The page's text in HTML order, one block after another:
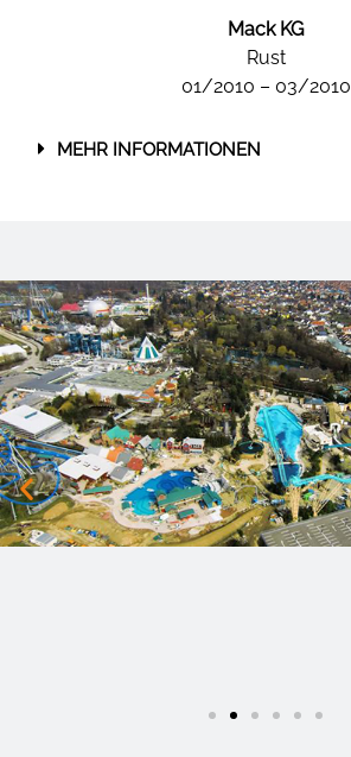
Mack KG
Rust
01/2010 – 03/2010
MEHR INFORMATIONEN